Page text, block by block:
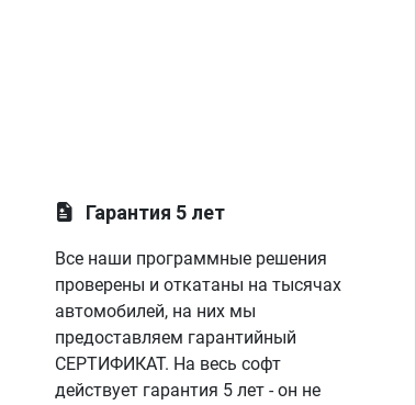
Гарантия 5 лет
Все наши программные решения
проверены и откатаны на тысячах
автомобилей, на них мы
предоставляем гарантийный
СЕРТИФИКАТ. На весь софт
действует гарантия 5 лет - он не